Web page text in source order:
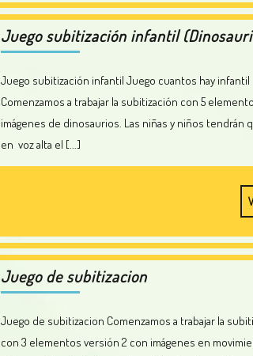
Juego subitización infantil
Juego subitización infantil Juego cuantos hay infantil
Comenzamos a trabajar la subitización con 5
imágenes de dinosaurios. Las niñas y niños tendrán
en voz alta el [...]
Juego de subitizacion
Juego de subitizacion Comenzamos a trabajar la subitización
con 3 elementos versión 2 con imágenes en